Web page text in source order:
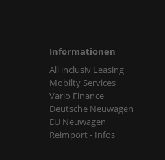
Informationen
All inclusiv Leasing
Mobilty Services
Vario Finance
Deutsche Neuwagen
EU Neuwagen
Reimport - Infos